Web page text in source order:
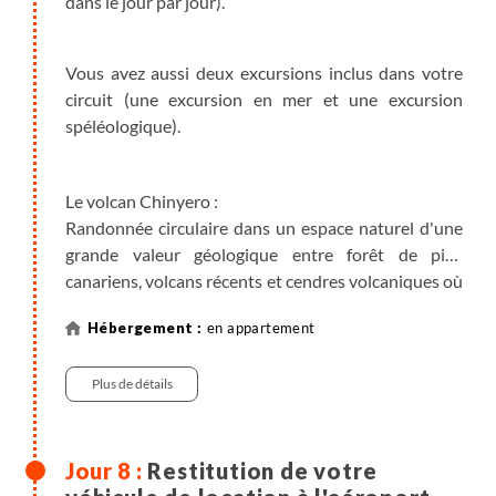
Vous avez aussi deux excursions inclus dans votre
circuit (une excursion en mer et une excursion
spéléologique).
Le volcan Chinyero :
Randonnée circulaire dans un espace naturel d'une
grande valeur géologique entre forêt de pins
canariens, volcans récents et cendres volcaniques où
espaces hostiles. Les coulées de lave offrent une
Canaries, et nous permet une observation des
l'habitent ont pour handicap l'absence de végétation
en appartement
Plus de détails
Restitution de votre